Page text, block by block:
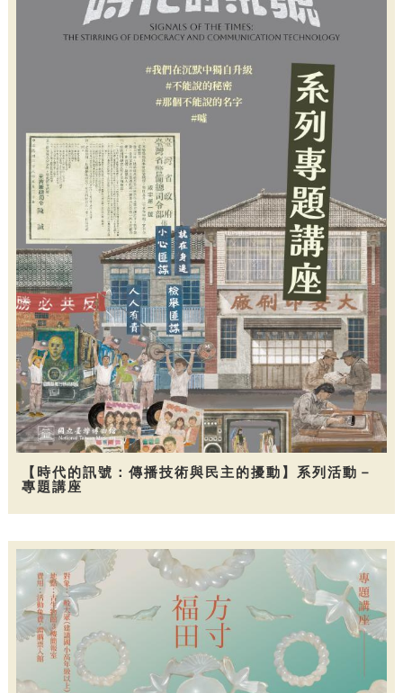
【時代的訊號：傳播技術與民主的擾動】系列活動－
專題講座